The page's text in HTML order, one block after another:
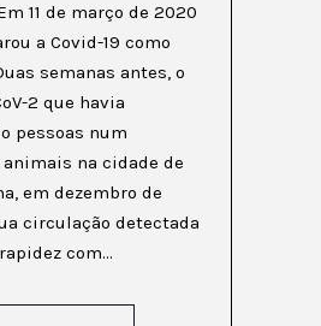
11 de março de 2020
a Covid-19 como
semanas antes, o
2 que havia
pessoas num
na cidade de
em dezembro de
circulação detectada
com...